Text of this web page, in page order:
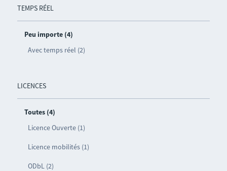
TEMPS RÉEL
Peu importe (4)
Avec temps réel (2)
LICENCES
Toutes (4)
Licence Ouverte (1)
Licence mobilités (1)
ODbL (2)